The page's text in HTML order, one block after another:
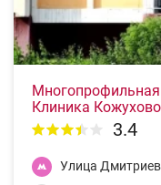
Клиника Кожухово
3.4
Улица